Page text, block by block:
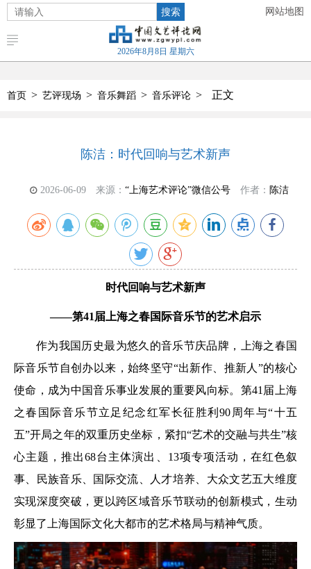
搜索 网站地图
2026年8月8日 星期六
首页 > 艺评现场 > 音乐舞蹈 > 音乐评论 > 正文
陈洁：时代回响与艺术新声
2026-06-09 来源： “上海艺术评论”微信公号 作者： 陈洁
时代回响与艺术新声
——第41届上海之春国际音乐节的艺术启示
作为我国历史最为悠久的音乐节庆品牌，上海之春国
际音乐节自创办以来，始终坚守“出新作、推新人”的核心
使命，成为中国音乐事业发展的重要风向标。第41届上海
之春国际音乐节立足纪念红军长征胜利90周年与“十五
五”开局之年的双重历史坐标，紧扣“艺术的交融与共生”核
心主题，推出68台主体演出、13项专项活动，在红色叙
事、民族音乐、国际交流、人才培养、大众文艺五大维度
实现深度突破，更以跨区域音乐节联动的创新模式，生动
彰显了上海国际文化大都市的艺术格局与精神气质。